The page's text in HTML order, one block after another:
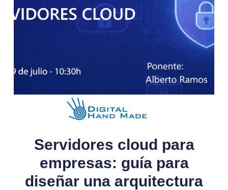
Servidores cloud para
empresas: guía para
diseñar una arquitectura